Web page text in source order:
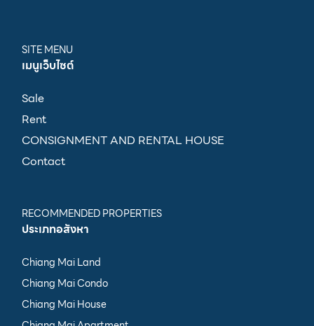
SITE MENU
เมนูเว็บไซต์
Sale
Rent
CONSIGNMENT AND RENTAL HOUSE
Contact
RECOMMENDED PROPERTIES
ประเภทอสังหา
Chiang Mai Land
Chiang Mai Condo
Chiang Mai House